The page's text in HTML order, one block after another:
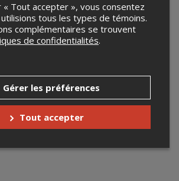
« Tout accepter », vous consentez
tous les types de témoins.
complémentaires se trouvent
de confidentialités.
Gérer les préférences
Tout accepter